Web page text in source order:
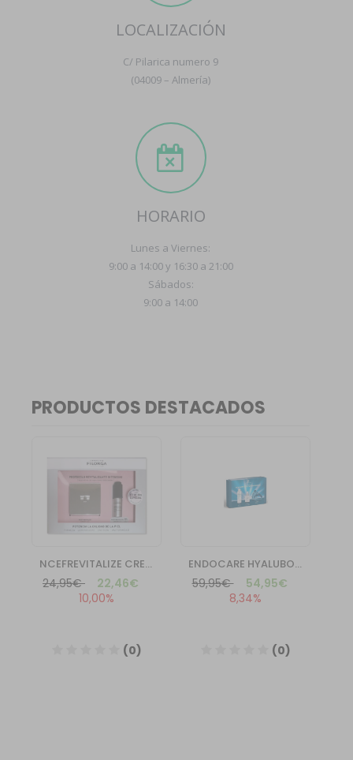
LOCALIZACIÓN
C/ Pilarica numero 9
(04009 – Almería)
HORARIO
Lunes a Viernes:
9:00 a 14:00 y 16:30 a 21:00
Sábados:
9:00 a 14:00